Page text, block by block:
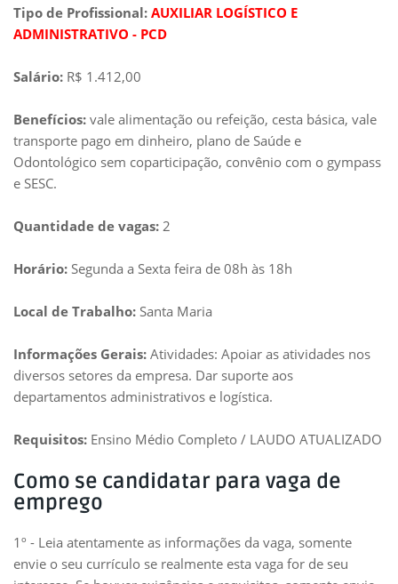
Tipo de Profissional: AUXILIAR LOGÍSTICO E
ADMINISTRATIVO - PCD
Salário: R$ 1.412,00
Benefícios: vale alimentação ou refeição, cesta básica, vale
transporte pago em dinheiro, plano de Saúde e
Odontológico sem coparticipação, convênio com o gympass
e SESC.
Quantidade de vagas: 2
Horário: Segunda a Sexta feira de 08h às 18h
Local de Trabalho: Santa Maria
Informações Gerais: Atividades: Apoiar as atividades nos
diversos setores da empresa. Dar suporte aos
departamentos administrativos e logística.
Requisitos: Ensino Médio Completo / LAUDO ATUALIZADO
Como se candidatar para vaga de
emprego
1º - Leia atentamente as informações da vaga, somente
envie o seu currículo se realmente esta vaga for de seu